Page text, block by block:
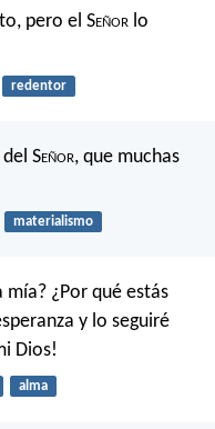
pero el Señor lo
redentor
Señor, que muchas
materialismo
mía? ¿Por qué estás
y lo seguiré
Dios!
alma